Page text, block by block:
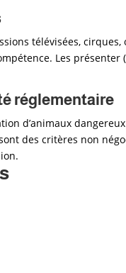
télévisées,
Les présenter
réglementaire
d’animaux
des critères non